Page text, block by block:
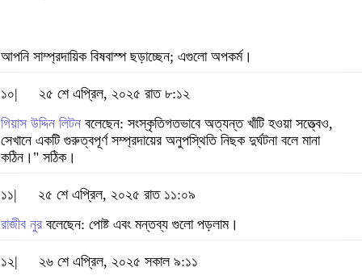
আপনি সাম্প্রদায়িক বিষবাস্প ছড়াচ্ছেন; এগুলো অপকর্ম।
১০|
২৫ শে এপ্রিল, ২০২৫ রাত ৮:১২
গিয়াস উদ্দিন লিটন বলেছেন: সংস্কৃতিগতভাবে অত্যন্ত খাঁটি হওয়া সত্ত্বেও,
সেখানে একটি গুরুত্বপূর্ণ সম্প্রদায়ের অনুপস্থিতি নিছক দুর্ঘটনা বলে মানা
কঠিন।" সঠিক।
১১|
২৫ শে এপ্রিল, ২০২৫ রাত ১১:০৯
রাজীব নুর বলেছেন: পোষ্ট এবং মন্তব্য গুলো পড়লাম।
১২|
২৬ শে এপ্রিল, ২০২৫ সকাল ৯:১১